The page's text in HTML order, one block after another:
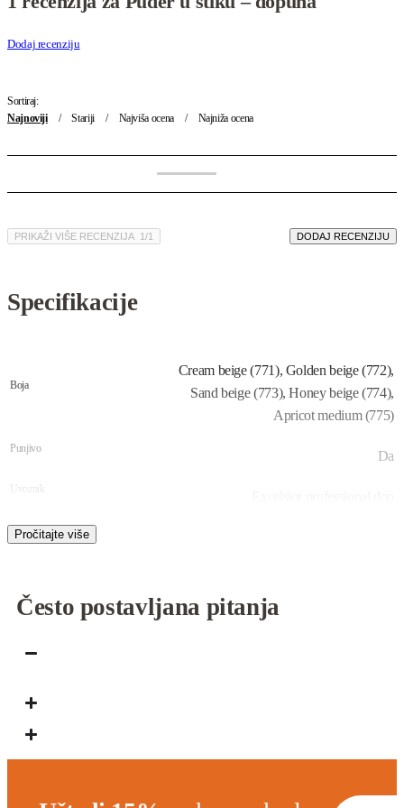
Dodaj recenziju
Sortiraj:
Najnoviji
Stariji Najviša ocena Najniža ocena
PRIKAŽI VIŠE RECENZIJA / DODAJ RECENZIJU
Specifikacije
Boja
Cream beige (771), Golden beige (772),
Sand beige (773), Honey beige (774),
Apricot medium (775)
Punjivo Da
Uvoznik
Brend
Često postavljana pitanja